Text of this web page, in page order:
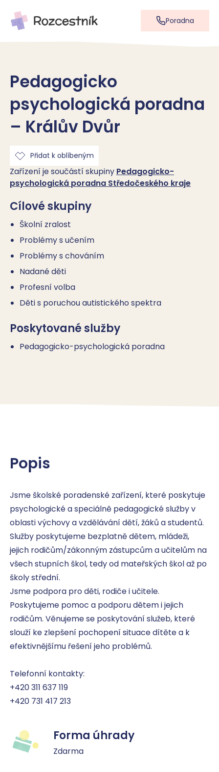
Poradna
Pedagogicko
psychologická poradna
– Králův Dvůr
Přidat k oblíbeným
Zařízení je součástí skupiny Pedagogicko-
psychologická poradna Středočeského kraje
Cílové skupiny
Školní zralost
Problémy s učením
Problémy s chováním
Nadané děti
Profesní volba
Děti s poruchou autistického spektra
Poskytované služby
Pedagogicko-psychologická poradna
Popis
Jsme školské poradenské zařízení, které poskytuje
psychologické a speciálně pedagogické služby v
oblasti výchovy a vzdělávání dětí, žáků a studentů.
Služby poskytujeme bezplatně dětem, mládeži,
jejich rodičům/zákonným zástupcům a učitelům na
všech stupních škol, tedy od mateřských škol až po
školy střední.
Jsme podpora pro děti, rodiče i učitele.
Poskytujeme pomoc a podporu dětem i jejich
rodičům. Věnujeme se poskytování služeb, které
slouží ke zlepšení pochopení situace dítěte a k
efektivnějšímu řešení jeho problémů.
Telefonní kontakty:
+420 311 637 119
+420 731 417 213
Forma úhrady
Zdarma